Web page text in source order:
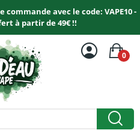
avec le code: VAPE10 -
à partir de 49€ !!
0